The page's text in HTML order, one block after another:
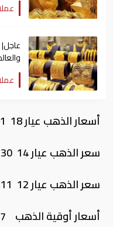
أسعار الذهب عيار 18 136.91 ريال
سعر الذهب عيار 14 106.30 ريال
سعر الذهب عيار 12 91.11 ريال
أسعار أوقية الذهب 5,667 ريال